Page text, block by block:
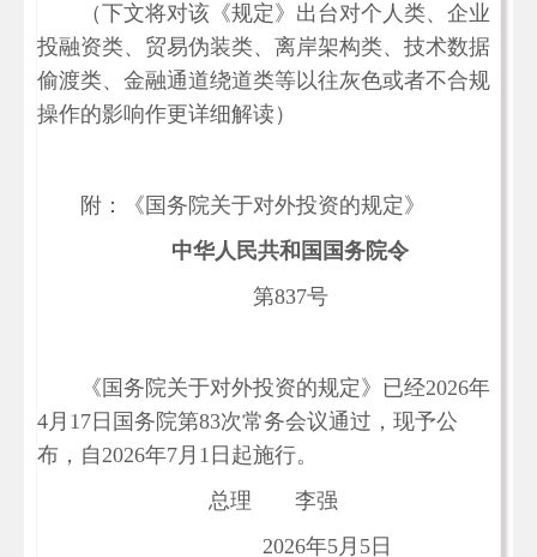
（下文将对该《规定》出台对个人类、企业
投融资类、贸易伪装类、离岸架构类、技术数据
偷渡类、金融通道绕道类等以往灰色或者不合规
操作的影响作更详细解读）
附：《国务院关于对外投资的规定》
中华人民共和国国务院令
第837号
《国务院关于对外投资的规定》已经2026年
4月17日国务院第83次常务会议通过，现予公
布，自2026年7月1日起施行。
总理 李强
2026年5月5日